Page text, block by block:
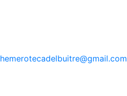
hemerotecadelbuitre@gmail.com